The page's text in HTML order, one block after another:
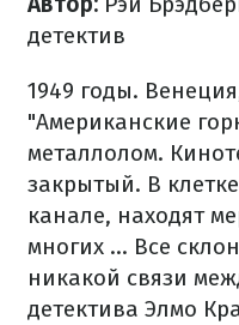
детектив
1949 годы.
"Американские
металлолом.
закрытый. В
канале, находят
многих ... Все
никакой связи
детектива Элмо